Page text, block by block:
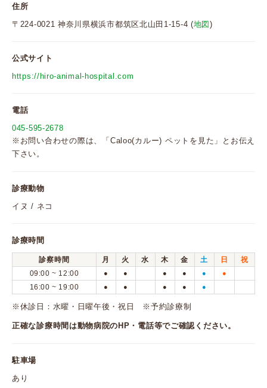
住所
〒224-0021 神奈川県横浜市都筑区北山田1-15-4 (地図)
公式サイト
https://hiro-animal-hospital.com
電話
045-595-2678
※お問い合わせの際は、「Caloo(カルー) ペットを見た」とお伝え
下さい。
診療動物
イヌ / ネコ
診療時間
診察時間 月 火 水 木 金 土 日
祝
09:00 ~ 12:00
● ● ● ● ● ●
16:00 ~ 19:00 ● ● ● ● ●
※休診日：水曜・日曜午後・祝日 ※予約診療制
正確な診療時間は動物病院のHP・電話等でご確認ください。
駐車場
あり